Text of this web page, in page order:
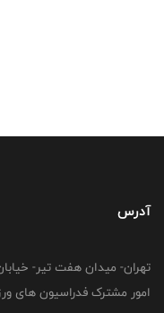
آدرس
امور مشترک فدراسیون های